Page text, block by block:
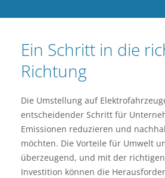
Ein Schritt in die
Richtung
Die Umstellung auf
entscheidender Schritt für
Emissionen reduzieren und
möchten. Die Vorteile für Umwelt
überzeugend, und mit der
Investition können die